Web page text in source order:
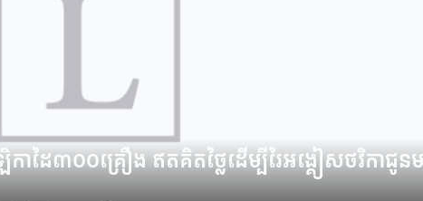
ដៃ៣០០គ្រឿង ឥតគិតថ្លៃ​ដើម្បីរៃអង្គៀសថវិកាជូនម